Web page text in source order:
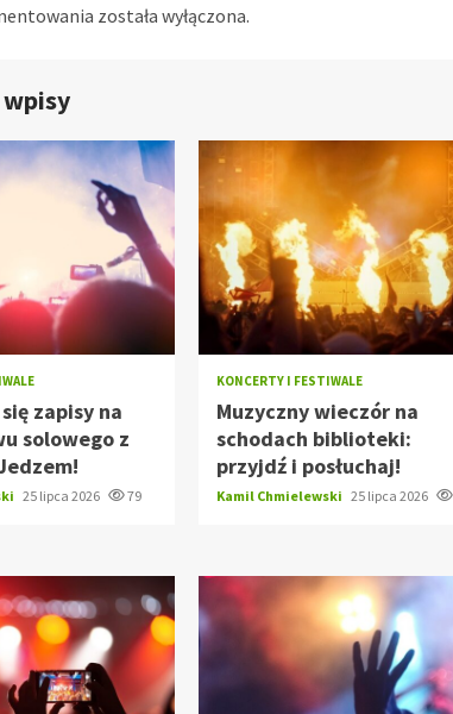
została wyłączona.
zapisy na
solowego z
25 lipca 2026 79
KONCERTY I FESTIWALE
Muzyczny wieczór na
schodach biblioteki:
przyjdź i posłuchaj!
Kamil Chmielewski 25 lipca 2026